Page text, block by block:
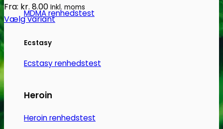
MDMA renhedstest
Ecstasy
Ecstasy renhedstest
Heroin
Heroin renhedstest
Fra: kr. 8.00 Inkl. moms
Vælg variant
Dette
vare
har
flere
varianter.
Mulighederne
vælges